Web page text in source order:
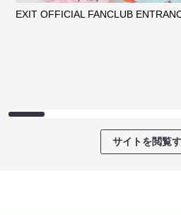
EXIT OFFICIAL FANCLUB
サイトを閲覧